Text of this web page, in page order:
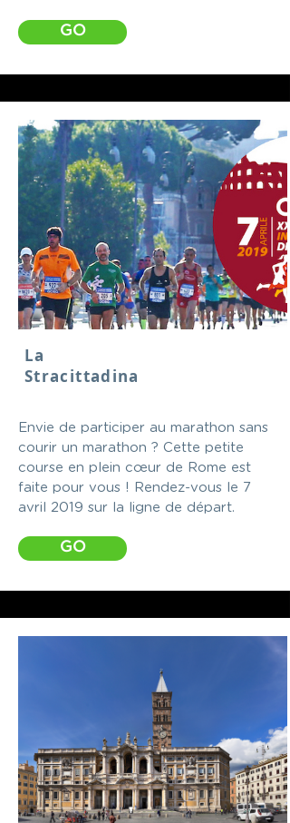
GO
La
Stracittadina
Envie de participer au marathon sans
courir un marathon ? Cette petite
course en plein cœur de Rome est
faite pour vous ! Rendez-vous le 7
avril 2019 sur la ligne de départ.
GO